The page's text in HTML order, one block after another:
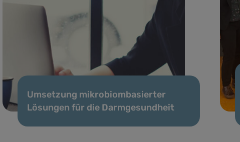
Umsetzung mikrobiombasierter
Lösungen für die Darmgesundheit